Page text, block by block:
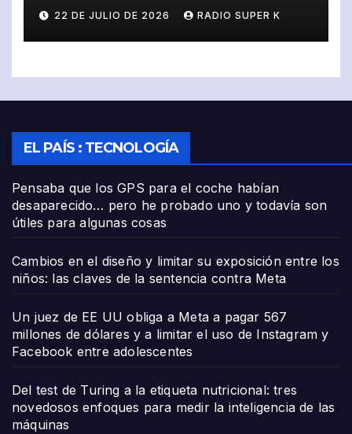
22 DE JULIO DE 2026 RADIO SUPER K
EL PAÍS : TECNOLOGÍA
Pensaba que los GPS para el coche habían
desaparecido… pero he probado uno y todavía son
útiles para algunas cosas
Cambios en el diseño y limitar su exposición entre los
niños: las claves de la sentencia contra Meta
Un juez de EE UU obliga a Meta a pagar 567
millones de dólares y a limitar el uso de Instagram y
Facebook entre adolescentes
Del test de Turing a la etiqueta nutricional: tres
novedosos enfoques para medir la inteligencia de las
máquinas